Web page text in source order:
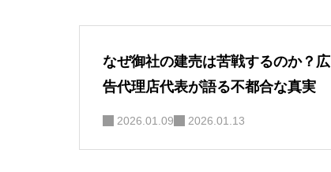
なぜ御社の建売は苦戦するのか？広
告代理店代表が語る不都合な真実
2026.01.09 2026.01.13